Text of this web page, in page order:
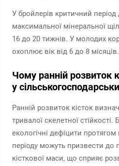
У бройлерів критичний
максимальної мінеральної
16 до 20 тижнів. У молодих
охоплює вік від 6 до 8 місяців.
Чому ранній розвиток
у
Ранній розвиток кісток
тривалої скелетної стійкості.
екологічні дефіцити
періоду можуть призвести до
кісткової маси, що сприяє